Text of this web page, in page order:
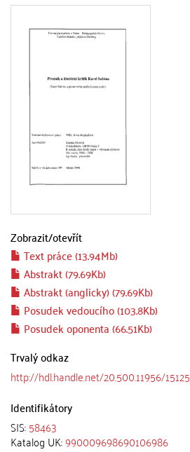
Zobrazit/otevřít
Text práce (13.94Mb)
Abstrakt (79.69Kb)
Abstrakt (anglicky) (79.69Kb)
Posudek vedoucího (103.8Kb)
Posudek oponenta (66.51Kb)
Trvalý odkaz
http://hdl.handle.net/20.500.11956/15125
Identifikátory
SIS:58463
Katalog UK:990009698690106986